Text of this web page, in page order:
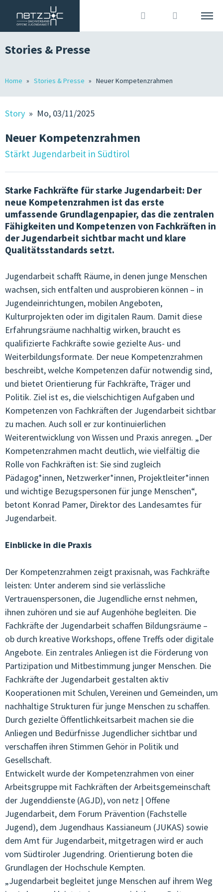
? Anmelden
DEUTSCH ITALIANO
WIR SIND
MITGLIEDER
OJA IN SÜDTIROL
GRUNDLAGEN
JOBS IN DER OJA
TERMINE & KURSE
VEREINSWESEN & KOMMUNIKATION
JOBS IN DER OJA
TERMINE & KURSE
VERNETZUNG & BEGLEITUNG
QUALITÄT & ENTWICKLUNG
JUNGE KULTUR & MUSIK
JUNGES EUROPA & MEHRSPRACHIGKEIT
GENDER & SEXUALPÄDAGOGIK
ARBEITSKREISE
JUGENDCOACHINGGIOVANI
ARTIKEL & STORIES
ESF/FSE
Stories & Presse
Home Stories & Presse Neuer Kompetenzrahmen
Story » Mo, 03/11/2025
Neuer Kompetenzrahmen
Stärkt Jugendarbeit in Südtirol
Starke Fachkräfte für starke Jugendarbeit: Der
neue Kompetenzrahmen ist das erste
umfassende Grundlagenpapier, das die zentralen
Fähigkeiten und Kompetenzen von Fachkräften in
der Jugendarbeit sichtbar macht und klare
Qualitätsstandards setzt.
Jugendarbeit schafft Räume, in denen junge Menschen
wachsen, sich entfalten und ausprobieren können – in
Jugendeinrichtungen, mobilen Angeboten,
Kulturprojekten oder im digitalen Raum. Damit diese
Erfahrungsräume nachhaltig wirken, braucht es
qualifizierte Fachkräfte sowie gezielte Aus- und
Weiterbildungsformate. Der neue Kompetenzrahmen
beschreibt, welche Kompetenzen dafür notwendig sind,
und bietet Orientierung für Fachkräfte, Träger und
Politik. Ziel ist es, die vielschichtigen Aufgaben und
Kompetenzen von Fachkräften der Jugendarbeit sichtbar
zu machen. Auch soll er zur kontinuierlichen
Weiterentwicklung von Wissen und Praxis anregen. „Der
Kompetenzrahmen macht deutlich, wie vielfältig die
Rolle von Fachkräften ist: Sie sind zugleich
Pädagog*innen, Netzwerker*innen, Projektleiter*innen
und wichtige Bezugspersonen für junge Menschen“,
betont Konrad Pamer, Direktor des Landesamtes für
Jugendarbeit.
Einblicke in die Praxis
Der Kompetenzrahmen zeigt praxisnah, was Fachkräfte
leisten: Unter anderem sind sie verlässliche
Vertrauenspersonen, die Jugendliche ernst nehmen,
ihnen zuhören und sie auf Augenhöhe begleiten. Die
Fachkräfte der Jugendarbeit schaffen Bildungsräume –
ob durch kreative Workshops, offene Treffs oder digitale
Angebote. Ein zentrales Anliegen ist die Förderung von
Partizipation und Mitbestimmung junger Menschen. Die
Fachkräfte der Jugendarbeit gestalten aktiv
Kooperationen mit Schulen, Vereinen und Gemeinden, um
nachhaltige Strukturen für junge Menschen zu schaffen.
Durch gezielte Öffentlichkeitsarbeit machen sie die
Anliegen und Bedürfnisse Jugendlicher sichtbar und
verschaffen ihren Stimmen Gehör in Politik und
Gesellschaft.
Entwickelt wurde der Kompetenzrahmen von einer
Arbeitsgruppe mit Fachkräften der Arbeitsgemeinschaft
der Jugenddienste (AGJD), von netz | Offene
Jugendarbeit, dem Forum Prävention (Fachstelle
Jugend), dem Jugendhaus Kassianeum (JUKAS) sowie
dem Amt für Jugendarbeit, mitgetragen wird er auch
vom Südtiroler Jugendring. Orientierung boten die
Grundlagen der Hochschule Kempten.
„Jugendarbeit begleitet junge Menschen auf ihrem Weg